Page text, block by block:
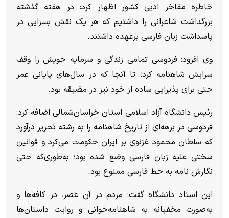
خاطره مفاخر ادبی کشور اظهار کرد: در هفته گذشته
بزرگداشت شاعرانی را داشتیم که هر یک نقش بسزایی در
پاسداشت زبان فارسی برعهده داشتند.
وی افزود: فردوسی تمامی زندگی و سرمایه خویش را وقف
سرایش شاهنامه کرد؛ تا آنجا که در سال‌های پایانی عمر
حتی برای پذیرایی ساده از خود نیز در مضیقه بود.
رئیس دانشگاه آزاد اسلامی استان خراسان‌شمالی اضافه کرد:
فردوسی در برهه‌ای از تاریخ شاهنامه را به رشته تحریر درآورد
که سلطان محمود غزنوی بر ایران حکومت می‌کرد و قوانین
سختی علیه زبان فارسی وضع شده بود؛ به‌طوری‌که حتی
نگارش نامه به خط فارسی ممنوع بود.
این استاد دانشگاه گفت: مردم در آن عصر، در کافه‌ها و
به‌صورت مخفیانه به شاهنامه‌خوانی و روایت داستان‌ها